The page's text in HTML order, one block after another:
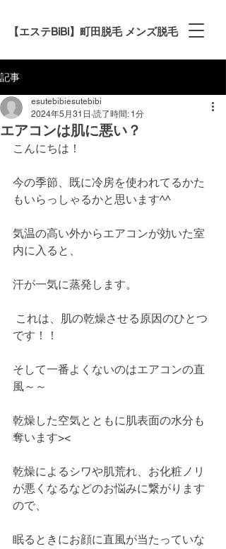
【エステBiBi】町田脱毛 メンズ脱毛
記事
エアコンは肌に悪い？
esutebibiesutebibi
2024年5月31日 読了時間: 1分
こんにちは！
今の季節、既に冷房を使われてるかた
もいらっしゃるかと思います^^
気温の高い外からエアコンが効いた室
内に入ると、
汗が一気に蒸発します。
これは、肌の乾燥させる原因のひとつ
です！！
そして一番よくないのはエアコンの直
風～～
乾燥した空気とともに肌表面の水分も
奪います><
乾燥によるシワや肌荒れ、お化粧ノリ
が悪くなるなどのお悩みに繋がります
ので、
眠るときにお顔に直風が当たっていな